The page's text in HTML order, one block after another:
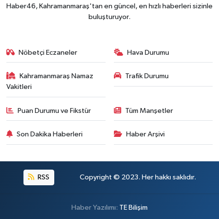
Kahramanmaraş'ın Tarihi Mirası İçin Ankara'da
Haber46, Kahramanmaraş'tan en güncel, en hızlı haberleri sizinle
buluşturuyor.
Nöbetçi Eczaneler Hava Durumu
Kahramanmaraş Namaz
Vakitleri
Trafik Durumu
Puan Durumu ve Fikstür Tüm Manşetler
Son Dakika Haberleri Haber Arşivi
RSS Copyright © 2023. Her hakkı saklıdır.
Haber Yazılımı: TE Bilişim